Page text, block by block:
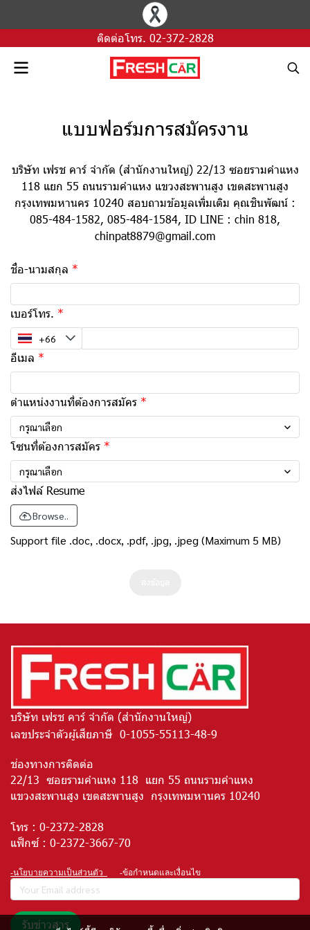
ติดต่อโทร. 02-372-2828
แบบฟอร์มการสมัครงาน
บริษัท เฟรช คาร์ จำกัด (สำนักงานใหญ่) 22/13 ซอยรามคำแหง
118 แยก 55 ถนนรามคำแหง แขวงสะพานสูง เขตสะพานสูง
กรุงเทพมหานคร 10240 สอบถามข้อมูลเพิ่มเติม คุณชินพัฒน์ :
085-484-1582, 085-484-1584, ID LINE : chin 818,
chinpat8879@gmail.com
ชื่อ-นามสกุล
เบอร์โทร.
อีเมล
ตำแหน่งงานที่ต้องการสมัคร
กรุณาเลือก
โซนที่ต้องการสมัคร
กรุณาเลือก
ส่งไฟล์ Resume
Browse..
Support file .doc, .docx, .pdf, .jpg, .jpeg (Maximum 5 MB)
บริษัท เฟรช คาร์ จำกัด (สำนักงานใหญ่)
เลขประจำตัวผู้เสียภาษี 0-1055-55113-48-9
ช่องทางการติดต่อ
22/13 ซอยรามคำแหง 118 แยก 55 ถนนรามคำแหง
แขวงสะพานสูง เขตสะพานสูง กรุงเทพมหานคร 10240
โทร : 0-2372-2828
แฟ็กซ์ : 0-2372-3667-70
-นโยบายความเป็นส่วนตัว -ข้อกำหนดและเงื่อนไข
รับข่าวสาร